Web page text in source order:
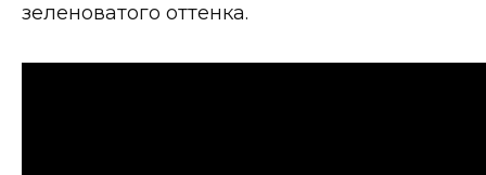
зеленоватого оттенка.